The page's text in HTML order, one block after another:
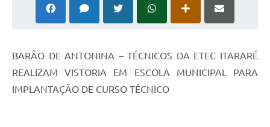
BARÃO DE ANTONINA – TÉCNICOS DA ETEC ITARARÉ
REALIZAM VISTORIA EM ESCOLA MUNICIPAL PARA
IMPLANTAÇÃO DE CURSO TÉCNICO